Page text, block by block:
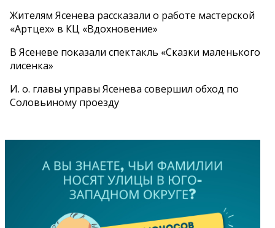
Жителям Ясенева рассказали о работе мастерской
«Артцех» в КЦ «Вдохновение»
В Ясеневе показали спектакль «Сказки маленького
лисенка»
И. о. главы управы Ясенева совершил обход по
Соловьиному проезду